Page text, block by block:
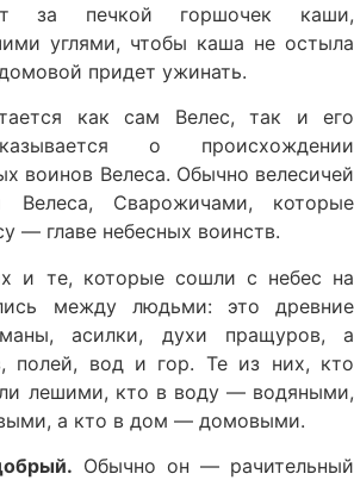
за печкой горшочек каши,
углями, чтобы каша не остыла
придет ужинать.
как сам Велес, так и его
о происхождении
воинов Велеса. Обычно велесичей
Велеса, Сварожичами, которые
— главе небесных воинств.
и те, которые сошли с небес на
между людьми: это древние
асилки, духи пращуров, а
полей, вод и гор. Те из них, кто
лешими, кто в воду — водяными,
а кто в дом — домовыми.
Обычно он — рачительный